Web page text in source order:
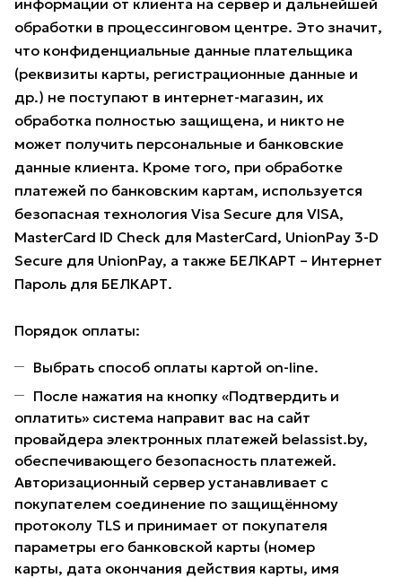
обработки в процессинговом центре. Это значит,
что конфиденциальные данные плательщика
(реквизиты карты, регистрационные данные и
др.) не поступают в интернет-магазин, их
обработка полностью защищена, и никто не
может получить персональные и банковские
данные клиента. Кроме того, при обработке
платежей по банковским картам, используется
безопасная технология Visa Secure для VISA,
MasterCard ID Check для MasterCard, UnionPay 3-D
Secure для UnionPay, а также БЕЛКАРТ – Интернет
Пароль для БЕЛКАРТ.
Порядок оплаты:
Выбрать способ оплаты картой on-line.
После нажатия на кнопку «Подтвердить и
оплатить» система направит вас на сайт
провайдера электронных платежей belassist.by,
обеспечивающего безопасность платежей.
Авторизационный сервер устанавливает с
покупателем соединение по защищённому
протоколу TLS и принимает от покупателя
параметры его банковской карты (номер
карты, дата окончания действия карты, имя